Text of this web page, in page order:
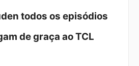
todos os episódios
de graça ao TCL